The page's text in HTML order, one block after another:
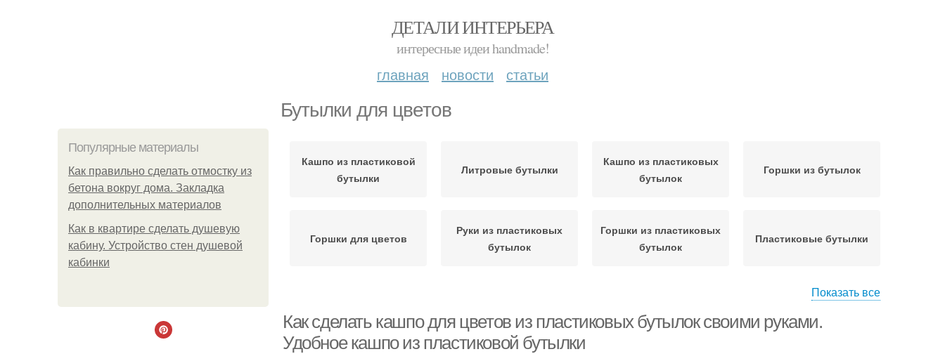
ДЕТАЛИ ИНТЕРЬЕРА
интересные идеи handmade!
главная новости статьи
Бутылки для цветов
Популярные материалы
Как правильно сделать отмостку из
бетона вокруг дома. Закладка
дополнительных материалов
Как в квартире сделать душевую
кабину. Устройство стен душевой
кабинки
Кашпо из пластиковой
бутылки
Литровые бутылки
Кашпо из пластиковых
бутылок
Горшки из бутылок
Горшки для цветов
Руки из пластиковых
бутылок
Горшки из пластиковых
бутылок
Пластиковые бутылки
Показать все
Как сделать кашпо для цветов из пластиковых бутылок своими руками.
Удобное кашпо из пластиковой бутылки